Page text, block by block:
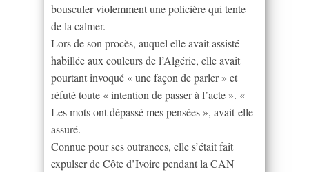
bousculer violemment une policière qui tente
de la calmer.
Lors de son procès, auquel elle avait assisté
habillée aux couleurs de l’Algérie, elle avait
pourtant invoqué « une façon de parler » et
réfuté toute « intention de passer à l’acte ». «
Les mots ont dépassé mes pensées », avait-elle
assuré.
Connue pour ses outrances, elle s’était fait
expulser de Côte d’Ivoire pendant la CAN